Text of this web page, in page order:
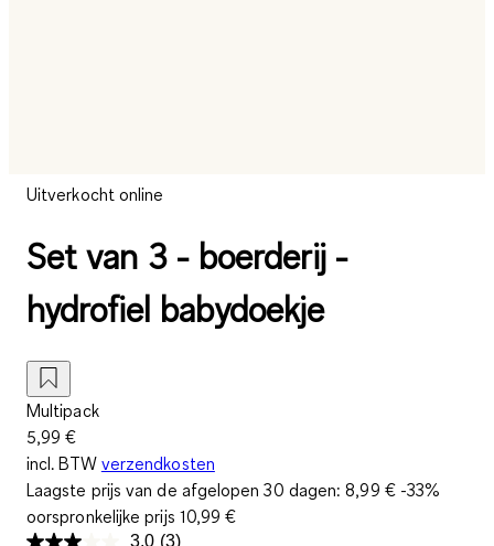
Uitverkocht online
Set van 3 - boerderij -
hydrofiel babydoekje
Multipack
5,99 €
incl. BTW verzendkosten
Laagste prijs van de afgelopen 30 dagen:8,99 €-33%
oorspronkelijke prijs 10,99 €
3.0 (3)